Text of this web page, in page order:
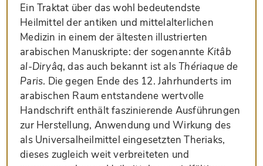
Ein Traktat über das wohl bedeutendste
Heilmittel der antiken und mittelalterlichen
Medizin in einem der ältesten illustrierten
arabischen Manuskripte: der sogenannte Kitâb
al-Diryâq, das auch bekannt ist alsThériaque de
Paris. Die gegen Ende des 12. Jahrhunderts im
arabischen Raum entstandene wertvolle
Handschrift enthält faszinierende Ausführungen
zur Herstellung, Anwendung und Wirkung des
als Universalheilmittel eingesetzten Theriaks,
dieses zugleich weit verbreiteten und